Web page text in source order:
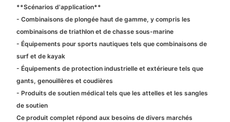
**Scénarios d'application**
- Combinaisons de plongée haut de gamme, y compris les
combinaisons de triathlon et de chasse sous-marine
- Équipements pour sports nautiques tels que combinaisons de
surf et de kayak
- Équipements de protection industrielle et extérieure tels que
gants, genouillères et coudières
- Produits de soutien médical tels que les attelles et les sangles
de soutien
Ce produit complet répond aux besoins de divers marchés